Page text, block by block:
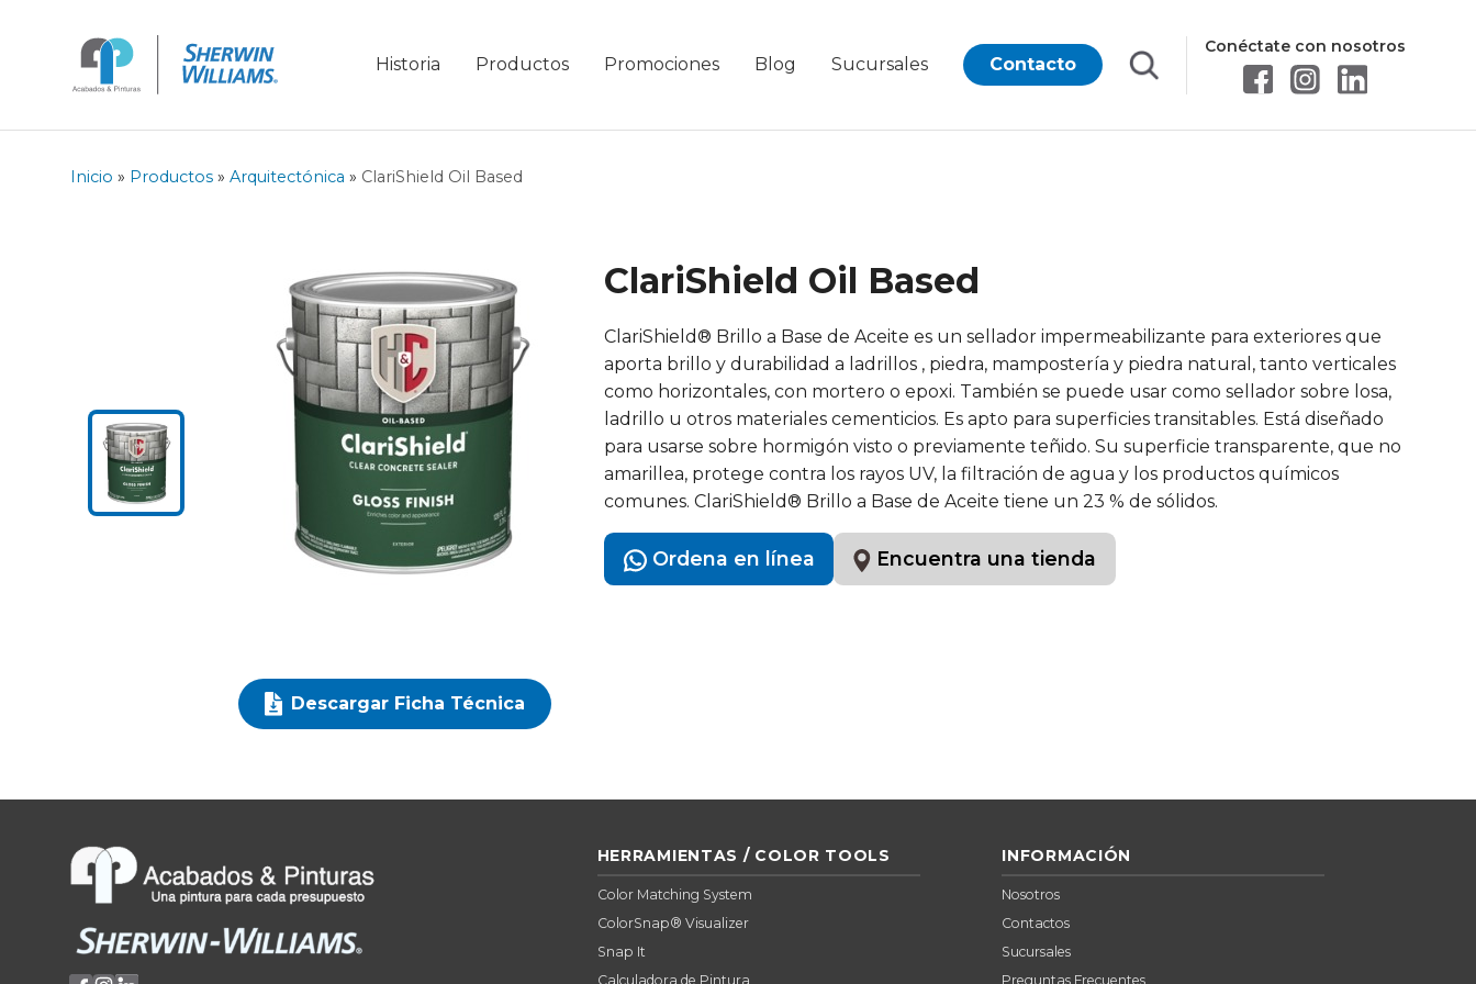
Historia Productos Promociones Blog Sucursales Contacto
Conéctate con nosotros
Inicio » Productos » Arquitectónica » ClariShield Oil Based
Descargar Ficha Técnica
ClariShield Oil Based
ClariShield® Brillo a Base de Aceite es un sellador impermeabilizante para exteriores que
aporta brillo y durabilidad a ladrillos , piedra, mampostería y piedra natural, tanto verticales
como horizontales, con mortero o epoxi. También se puede usar como sellador sobre losa,
ladrillo u otros materiales cementicios. Es apto para superficies transitables. Está diseñado
para usarse sobre hormigón visto o previamente teñido. Su superficie transparente, que no
amarillea, protege contra los rayos UV, la filtración de agua y los productos químicos
comunes. ClariShield® Brillo a Base de Aceite tiene un 23 % de sólidos.
Ordena en línea Encuentra una tienda
HERRAMIENTAS / COLOR TOOLS
Color Matching System
ColorSnap® Visualizer
Snap It
Calculadora de Pintura
INFORMACIÓN
Nosotros
Contactos
Sucursales
Preguntas Frecuentes